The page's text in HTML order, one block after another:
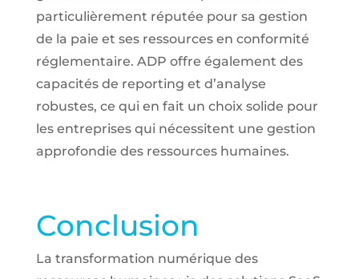
particulièrement réputée pour sa gestion
de la paie et ses ressources en conformité
réglementaire. ADP offre également des
capacités de reporting et d’analyse
robustes, ce qui en fait un choix solide pour
les entreprises qui nécessitent une gestion
approfondie des ressources humaines.
Conclusion
La transformation numérique des